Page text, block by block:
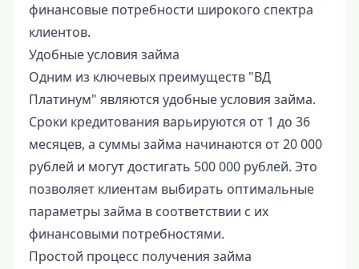
финансовые потребности широкого спектра
клиентов.
Удобные условия займа
Одним из ключевых преимуществ "ВД
Платинум" являются удобные условия займа.
Сроки кредитования варьируются от 1 до 36
месяцев, а суммы займа начинаются от 20 000
рублей и могут достигать 500 000 рублей. Это
позволяет клиентам выбирать оптимальные
параметры займа в соответствии с их
финансовыми потребностями.
Простой процесс получения займа